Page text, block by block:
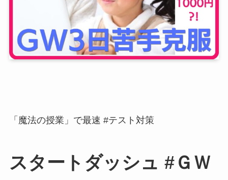
「魔法の授業」で最速 #テスト対策
スタートダッシュ #ＧＷ